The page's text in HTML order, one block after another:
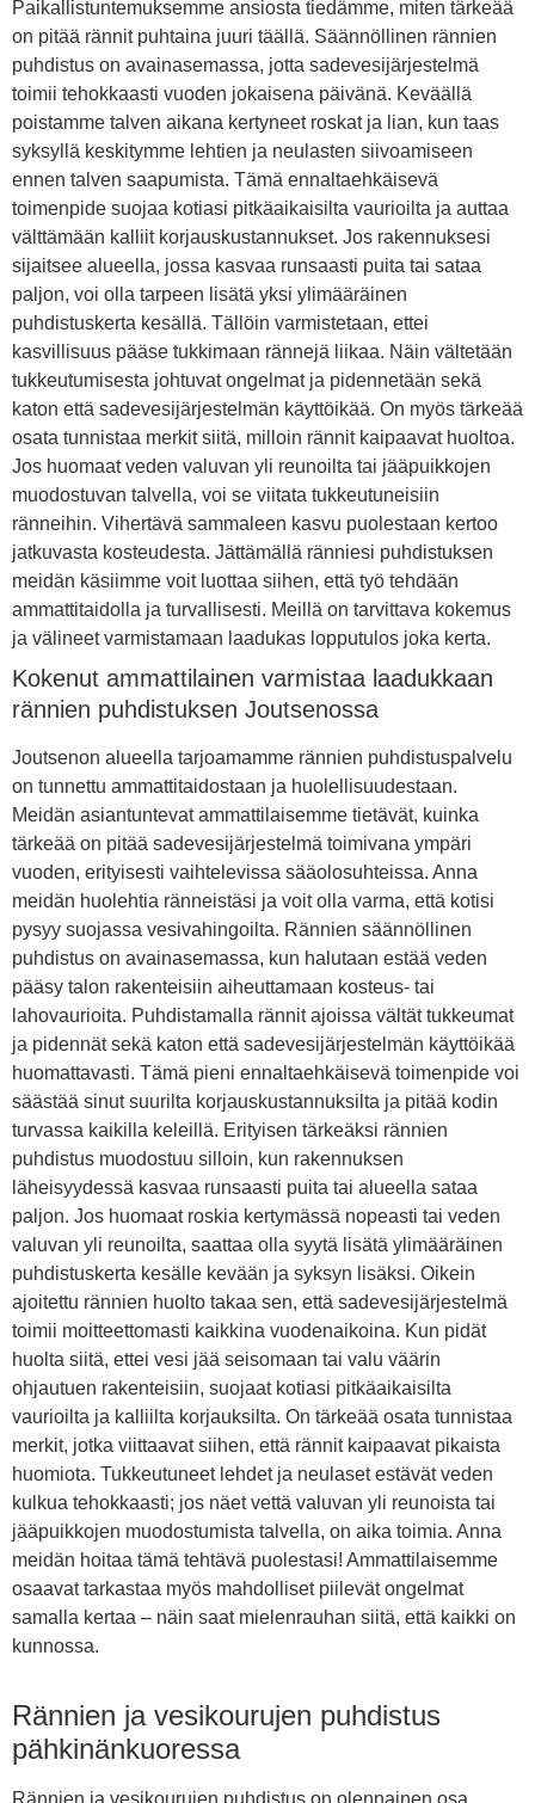
Paikallistuntemuksemme ansiosta tiedämme, miten tärkeää
on pitää rännit puhtaina juuri täällä. Säännöllinen rännien
puhdistus on avainasemassa, jotta sadevesijärjestelmä
toimii tehokkaasti vuoden jokaisena päivänä. Keväällä
poistamme talven aikana kertyneet roskat ja lian, kun taas
syksyllä keskitymme lehtien ja neulasten siivoamiseen
ennen talven saapumista. Tämä ennaltaehkäisevä
toimenpide suojaa kotiasi pitkäaikaisilta vaurioilta ja auttaa
välttämään kalliit korjauskustannukset. Jos rakennuksesi
sijaitsee alueella, jossa kasvaa runsaasti puita tai sataa
paljon, voi olla tarpeen lisätä yksi ylimääräinen
puhdistuskerta kesällä. Tällöin varmistetaan, ettei
kasvillisuus pääse tukkimaan rännejä liikaa. Näin vältetään
tukkeutumisesta johtuvat ongelmat ja pidennetään sekä
katon että sadevesijärjestelmän käyttöikää. On myös tärkeää
osata tunnistaa merkit siitä, milloin rännit kaipaavat huoltoa.
Jos huomaat veden valuvan yli reunoilta tai jääpuikkojen
muodostuvan talvella, voi se viitata tukkeutuneisiin
ränneihin. Vihertävä sammaleen kasvu puolestaan kertoo
jatkuvasta kosteudesta. Jättämällä ränniesi puhdistuksen
meidän käsiimme voit luottaa siihen, että työ tehdään
ammattitaidolla ja turvallisesti. Meillä on tarvittava kokemus
ja välineet varmistamaan laadukas lopputulos joka kerta.
Kokenut ammattilainen varmistaa laadukkaan
rännien puhdistuksen Joutsenossa
Joutsenon alueella tarjoamamme rännien puhdistuspalvelu
on tunnettu ammattitaidostaan ja huolellisuudestaan.
Meidän asiantuntevat ammattilaisemme tietävät, kuinka
tärkeää on pitää sadevesijärjestelmä toimivana ympäri
vuoden, erityisesti vaihtelevissa sääolosuhteissa. Anna
meidän huolehtia ränneistäsi ja voit olla varma, että kotisi
pysyy suojassa vesivahingoilta. Rännien säännöllinen
puhdistus on avainasemassa, kun halutaan estää veden
pääsy talon rakenteisiin aiheuttamaan kosteus- tai
lahovaurioita. Puhdistamalla rännit ajoissa vältät tukkeumat
ja pidennät sekä katon että sadevesijärjestelmän käyttöikää
huomattavasti. Tämä pieni ennaltaehkäisevä toimenpide voi
säästää sinut suurilta korjauskustannuksilta ja pitää kodin
turvassa kaikilla keleillä. Erityisen tärkeäksi rännien
puhdistus muodostuu silloin, kun rakennuksen
läheisyydessä kasvaa runsaasti puita tai alueella sataa
paljon. Jos huomaat roskia kertymässä nopeasti tai veden
valuvan yli reunoilta, saattaa olla syytä lisätä ylimääräinen
puhdistuskerta kesälle kevään ja syksyn lisäksi. Oikein
ajoitettu rännien huolto takaa sen, että sadevesijärjestelmä
toimii moitteettomasti kaikkina vuodenaikoina. Kun pidät
huolta siitä, ettei vesi jää seisomaan tai valu väärin
ohjautuen rakenteisiin, suojaat kotiasi pitkäaikaisilta
vaurioilta ja kalliilta korjauksilta. On tärkeää osata tunnistaa
merkit, jotka viittaavat siihen, että rännit kaipaavat pikaista
huomiota. Tukkeutuneet lehdet ja neulaset estävät veden
kulkua tehokkaasti; jos näet vettä valuvan yli reunoista tai
jääpuikkojen muodostumista talvella, on aika toimia. Anna
meidän hoitaa tämä tehtävä puolestasi! Ammattilaisemme
osaavat tarkastaa myös mahdolliset piilevät ongelmat
samalla kertaa – näin saat mielenrauhan siitä, että kaikki on
kunnossa.
Rännien ja vesikourujen puhdistus
pähkinänkuoressa